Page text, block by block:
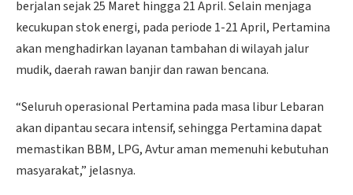
berjalan sejak 25 Maret hingga 21 April. Selain menjaga
kecukupan stok energi, pada periode 1-21 April, Pertamina
akan menghadirkan layanan tambahan di wilayah jalur
mudik, daerah rawan banjir dan rawan bencana.
“Seluruh operasional Pertamina pada masa libur Lebaran
akan dipantau secara intensif, sehingga Pertamina dapat
memastikan BBM, LPG, Avtur aman memenuhi kebutuhan
masyarakat,” jelasnya.